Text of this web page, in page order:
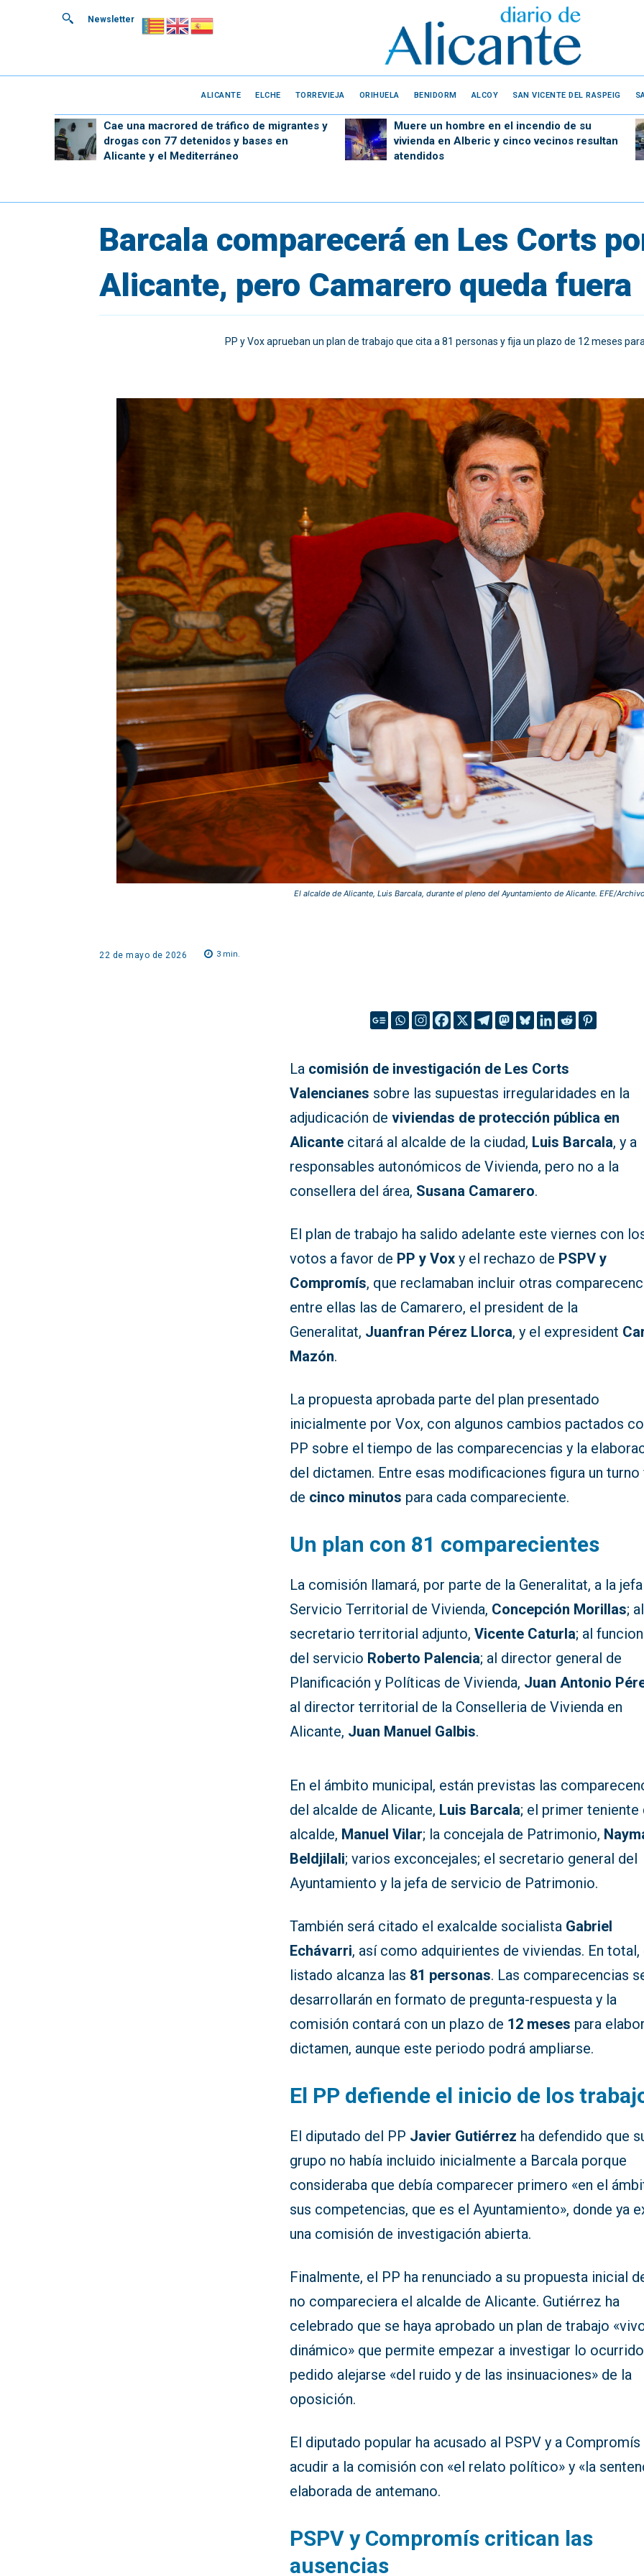
Newsletter
ALICANTE ELCHE TORREVIEJA ORIHUELA BENIDORM ALCOY SAN VICENTE DEL RASPEIG
Cae una macrored de tráfico de migrantes y
drogas con 77 detenidos y bases en
Alicante y el Mediterráneo
Muere un hombre en el incendio de su
vivienda en Alberic y cinco vecinos resultan
atendidos
Barcala comparecerá en Les Corts
Alicante, pero Camarero queda fuera
PP y Vox aprueban un plan de trabajo que cita a 81 personas y fija un plazo de 12 meses
El alcalde de Alicante, Luis Barcala, durante el pleno del Ayuntamiento de Alicante. EFE/
22 de mayo de 2026 3 min.
La comisión de investigación de Les Corts
Valencianes sobre las supuestas irregularidades en la
adjudicación deviviendas de protección pública en
Alicante citará al alcalde de la ciudad, Luis Barcala, y a
responsables autonómicos de Vivienda, pero no a la
consellera del área, Susana Camarero.
El plan de trabajo ha salido adelante este viernes con
votos a favor de PP y Vox y el rechazo de PSPV y
Compromís, que reclamaban incluir otras
entre ellas las de Camarero, el president de la
Generalitat, Juanfran Pérez Llorca, y el expresident
Mazón.
La propuesta aprobada parte del plan presentado
inicialmente por Vox, con algunos cambios pactados
PP sobre el tiempo de las comparecencias y la
del dictamen. Entre esas modificaciones figura un turno
de cinco minutos para cada compareciente.
Un plan con 81 comparecientes
La comisión llamará, por parte de la Generalitat, a la
Servicio Territorial de Vivienda, Concepción Morillas; al
secretario territorial adjunto,Vicente Caturla; al
del servicio Roberto Palencia; al director general de
Planificación y Políticas de Vivienda, Juan Antonio
al director territorial de la Conselleria de Vivienda en
Alicante, Juan Manuel Galbis.
En el ámbito municipal, están previstas las
del alcalde de Alicante, Luis Barcala; el primer teniente
alcalde, Manuel Vilar; la concejala de Patrimonio,
Beldjilali; varios exconcejales; el secretario general del
Ayuntamiento y la jefa de servicio de Patrimonio.
También será citado el exalcalde socialista Gabriel
Echávarri, así como adquirientes de viviendas. En total,
listado alcanza las 81 personas. Las comparecencias
desarrollarán en formato de pregunta-respuesta y la
comisión contará con un plazo de 12 meses para
dictamen, aunque este periodo podrá ampliarse.
El PP defiende el inicio de los
El diputado del PP Javier Gutiérrez ha defendido que
grupo no había incluido inicialmente a Barcala porque
consideraba que debía comparecer primero «en el
sus competencias, que es el Ayuntamiento», donde ya
una comisión de investigación abierta.
Finalmente, el PP ha renunciado a su propuesta inicial
no compareciera el alcalde de Alicante. Gutiérrez ha
celebrado que se haya aprobado un plan de trabajo
dinámico» que permite empezar a investigar lo
pedido alejarse «del ruido y de las insinuaciones» de la
oposición.
El diputado popular ha acusado al PSPV y a Compromís
acudir a la comisión con «el relato político» y «la
elaborada de antemano.
PSPV y Compromís critican las
ausencias